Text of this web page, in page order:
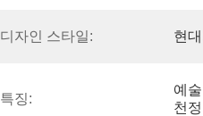
디자인 스타일: 현대
특징:
예
천